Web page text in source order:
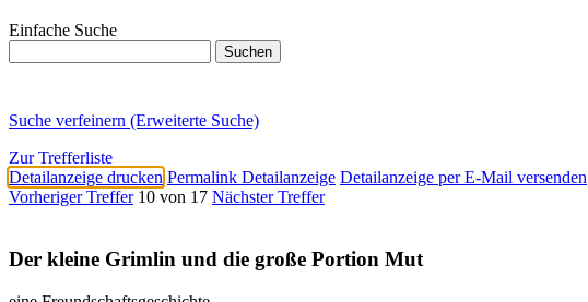
Einfache Suche
Suche verfeinern (Erweiterte Suche)
Zur Trefferliste
Detailanzeige drucken Permalink Detailanzeige Detailanzeige per E-Mail versenden
Vorheriger Treffer 10 von 17 Nächster Treffer
Der kleine Grimlin und die große Portion Mut